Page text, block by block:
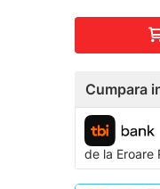
Cumpara
de la Eroare